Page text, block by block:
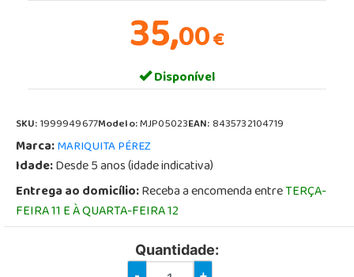
35,00€
Disponível
SKU:1999949677Modelo:MJP05023EAN:8435732104719
Marca:MARIQUITA PÉREZ
Idade:Desde 5 anos (idade indicativa)
Entrega ao domicílio:Receba a encomenda entreTERÇA-
FEIRA 11 E À QUARTA-FEIRA 12
Quantidade: